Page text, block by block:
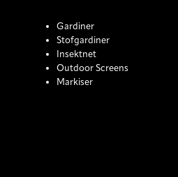
Gardiner
Stofgardiner
Insektnet
Outdoor Screens
Markiser